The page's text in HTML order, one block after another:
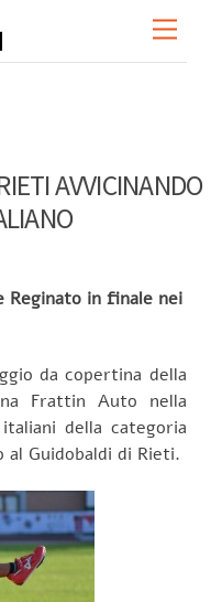
AVVICINANDO
Reginato in finale nei
da copertina della
Frattin Auto nella
della categoria
al Guidobaldi di Rieti.